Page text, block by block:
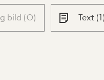
bild (0) Text (1)